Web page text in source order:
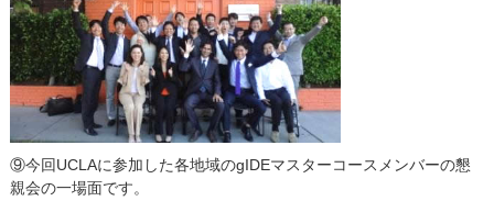
⑨今回UCLAに参加した各地域のgIDEマスターコースメンバーの懇
親会の一場面です。